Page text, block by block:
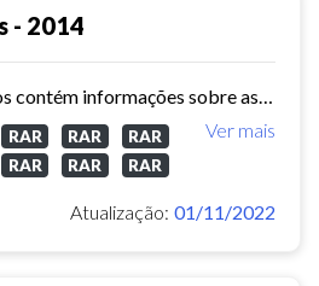
- 2014
Ver mais
RAR RAR
RAR
RAR RAR RAR
Atualização: 01/11/2022